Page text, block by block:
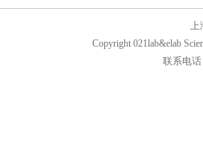
上
Copyright 021lab&elab
联系电话